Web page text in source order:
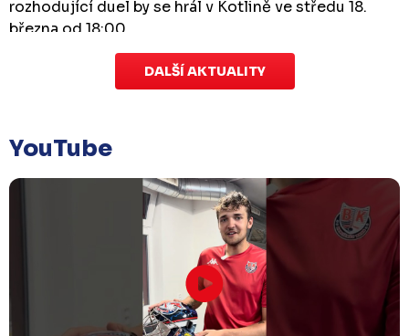
rozhodující duel by se hrál v Kotlině ve středu 18.
března od 18:00.
Zápas dorostu je odložen
které se mělo odehrát v pátek 30. ledna ve 14:15,
odloženo!Odehraje se v náhradním termínu, o
kterém se bude jednat.
Náhradní termín 32. kola
Utkání 32. kola v Písku
mělo původně odehrát 31. ledna, bylo z důvodu
odloženo. Kluby se domluvily na
DALŠÍ AKTUALITY
YouTube